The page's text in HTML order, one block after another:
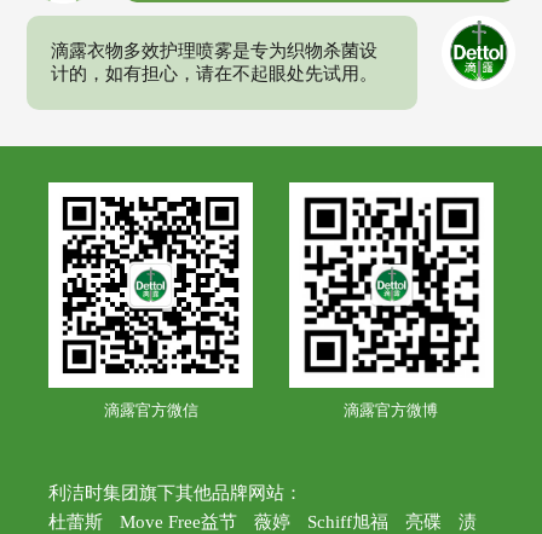
滴露衣物多效护理喷雾是专为织物杀菌设
计的，如有担心，请在不起眼处先试用。
滴露官方微信 滴露官方微博
利洁时集团旗下其他品牌网站：
杜蕾斯
Move Free益节 薇婷 Schiff旭福 亮碟 渍